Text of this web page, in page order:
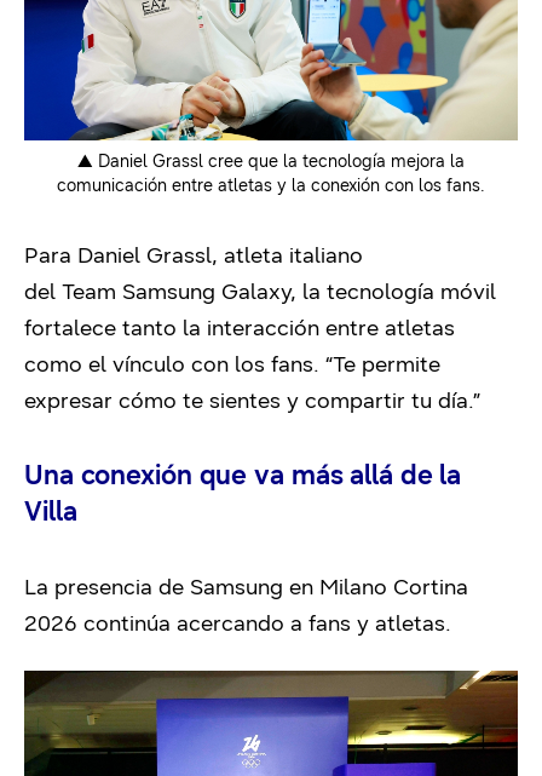
▲ Daniel Grassl cree que la tecnología mejora la
comunicación entre atletas y la conexión con los fans.
Para Daniel Grassl, atleta italiano
del Team Samsung Galaxy, la tecnología móvil
fortalece tanto la interacción entre atletas
como el vínculo con los fans. “Te permite
expresar cómo te sientes y compartir tu día.”
Una conexión que va más allá de la
Villa
La presencia de Samsung en Milano Cortina
2026 continúa acercando a fans y atletas.